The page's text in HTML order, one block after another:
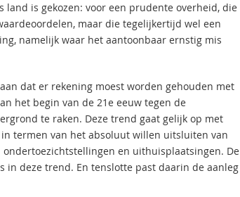
is gekozen: voor een prudente overheid, die
maar die tegelijkertijd wel een
namelijk waar het aantoonbaar ernstig mis
dat er rekening moest worden gehouden met
het begin van de 21e eeuw tegen de
te raken. Deze trend gaat gelijk op met
termen van het absoluut willen uitsluiten van
en uithuisplaatsingen. De
in deze trend. En tenslotte past daarin de aanleg